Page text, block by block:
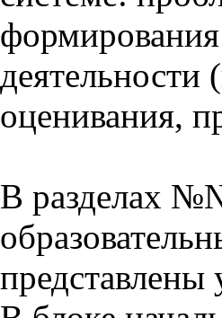
формирования
деятельности
оценивания,
В разделах